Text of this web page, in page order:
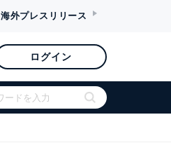
海外プレスリリース
ログイン